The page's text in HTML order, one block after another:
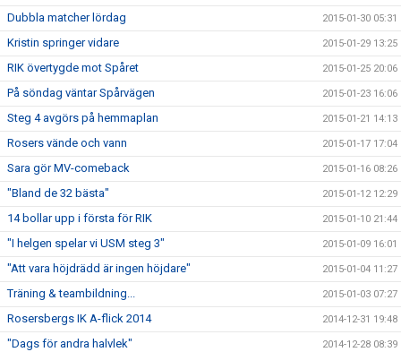
Dubbla matcher lördag 2015-01-30 05:31
Kristin springer vidare 2015-01-29 13:25
RIK övertygde mot Spåret 2015-01-25 20:06
På söndag väntar Spårvägen 2015-01-23 16:06
Steg 4 avgörs på hemmaplan 2015-01-21 14:13
Rosers vände och vann 2015-01-17 17:04
Sara gör MV-comeback 2015-01-16 08:26
"Bland de 32 bästa" 2015-01-12 12:29
14 bollar upp i första för RIK 2015-01-10 21:44
"I helgen spelar vi USM steg 3" 2015-01-09 16:01
"Att vara höjdrädd är ingen höjdare" 2015-01-04 11:27
Träning & teambildning... 2015-01-03 07:27
Rosersbergs IK A-flick 2014 2014-12-31 19:48
"Dags för andra halvlek" 2014-12-28 08:39